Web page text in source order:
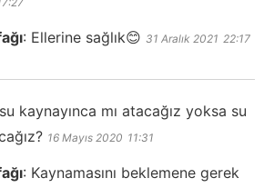
: Ellerine sağlık😊 31 Aralık 2021 22:17
kaynayınca mı atacağız yoksa su
16 Mayıs 2020 11:31
: Kaynamasını beklemene gerek